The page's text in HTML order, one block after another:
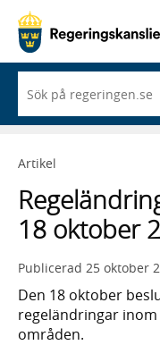
du
börjar
skriva
framträder
lista
med
sökförslag
Artikel
18 oktober
Publicerad 25 oktober
Den 18 oktober
regeländringar
områden.